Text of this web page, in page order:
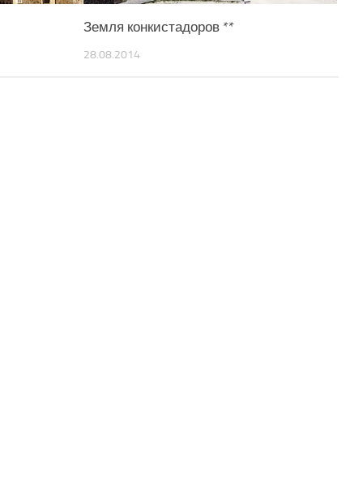
Земля конкистадоров **
28.08.2014